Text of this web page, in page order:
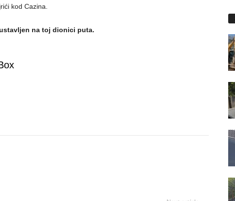
kod Cazina.
na toj dionici puta.